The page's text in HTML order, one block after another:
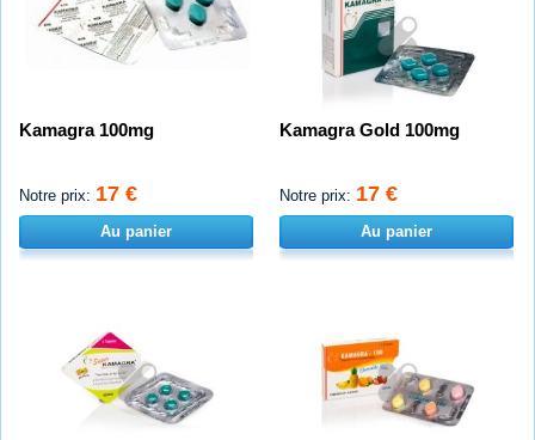
Kamagra 100mg
Notre prix: 17 €
Au panier
Kamagra Gold 100mg
Notre prix: 17 €
Au panier